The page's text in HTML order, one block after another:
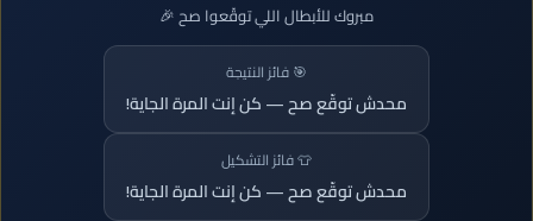
مبروك للأبطال اللي توقّعوا صح 🎉
🎯 فائز النتيجة
محدش توقّع صح — كن إنت المرة الجاية!
👕 فائز التشكيل
محدش توقّع صح — كن إنت المرة الجاية!